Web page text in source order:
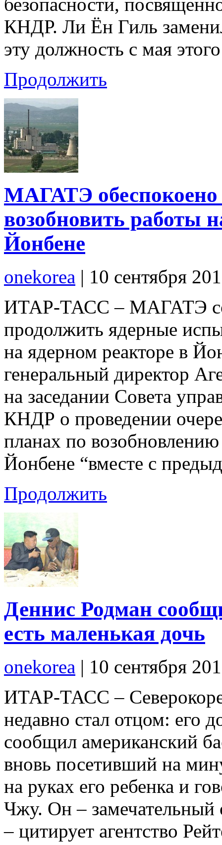
безопасности,
КНДР. Ли Ён Гиль
эту должность с мая
Продолжить
МАГАТЭ
возобновить работы
Йонбене
onekorea | 10 сентября
ИТАР-ТАСС – МАГАТЭ
продолжить ядерные
на ядерном реакторе в
генеральный директор
на заседании Совета
КНДР о проведении
планах по
Йонбене “вместе с
Продолжить
Деннис Родман
есть маленькая дочь
onekorea | 10 сентября
ИТАР-ТАСС –
недавно стал отцом: его
сообщил американский
вновь посетивший на
на руках его ребенка и
Чжу. Он – замечательный
– цитирует агентство